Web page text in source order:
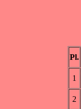
Pl.
1
2